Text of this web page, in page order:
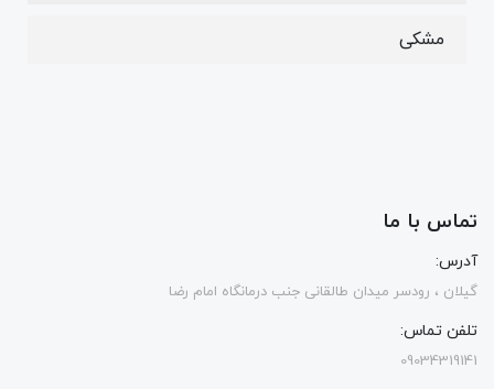
مشکی
تماس با ما
آدرس:
گیلان ، رودسر میدان طالقانی جنب درمانگاه امام رضا
تلفن تماس:
09034319141